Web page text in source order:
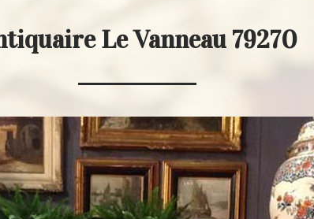
Le Vanneau 79270